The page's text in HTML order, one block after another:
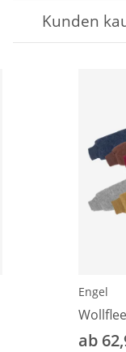
Kunden
Engel
ab